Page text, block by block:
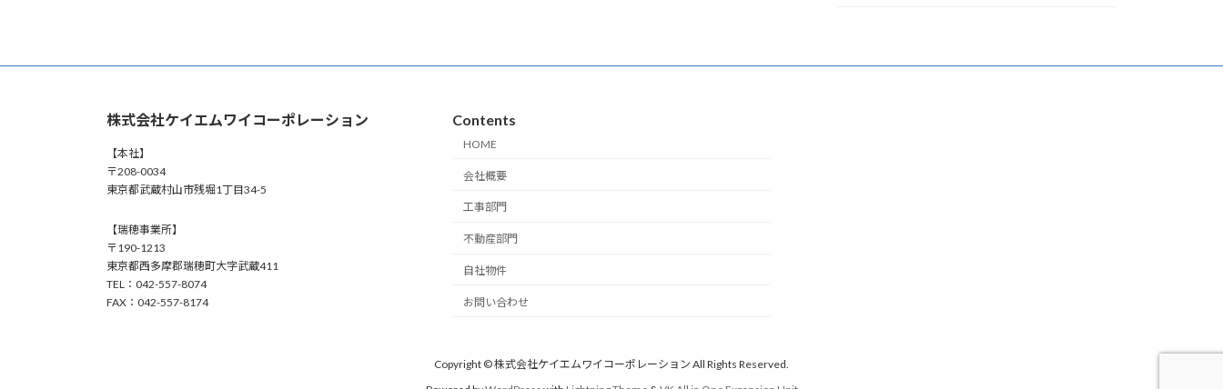
株式会社ケイエムワイコーポレーション
【本社】
〒208-0034
東京都武蔵村山市残堀1丁目34-5
【瑞穂事業所】
〒190-1213
東京都西多摩郡瑞穂町大字武蔵411
TEL：042-557-8074
FAX：042-557-8174
Contents
HOME
会社概要
工事部門
不動産部門
自社物件
お問い合わせ
Copyright © 株式会社ケイエムワイコーポレーション All Rights Reserved.